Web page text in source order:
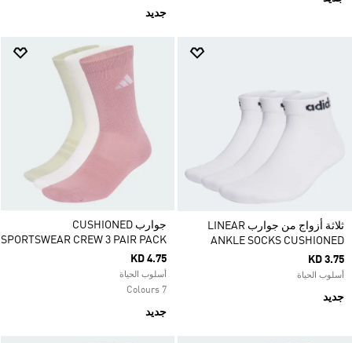
جديد
ثلاثة أزواج من جوارب LINEAR
ANKLE SOCKS CUSHIONED
KD 3.75
أسلوب الحياة
جديد
جوارب CUSHIONED
SPORTSWEAR CREW 3 PAIR PACK‏
KD 4.75
أسلوب الحياة
7 Colours
جديد